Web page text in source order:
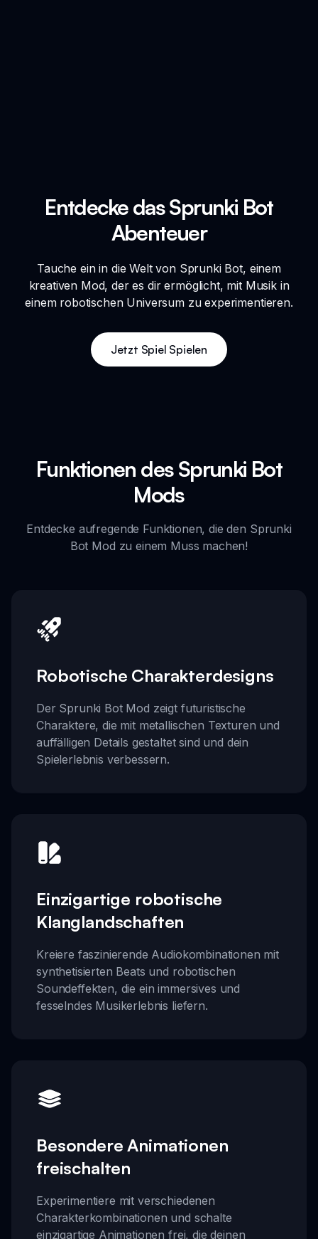
Entdecke das Sprunki Bot
Abenteuer
Tauche ein in die Welt von Sprunki Bot, einem
kreativen Mod, der es dir ermöglicht, mit Musik in
einem robotischen Universum zu experimentieren.
Jetzt Spiel Spielen
Funktionen des Sprunki Bot
Mods
Entdecke aufregende Funktionen, die den Sprunki
Bot Mod zu einem Muss machen!
Robotische Charakterdesigns
Der Sprunki Bot Mod zeigt futuristische
Charaktere, die mit metallischen Texturen und
auffälligen Details gestaltet sind und dein
Spielerlebnis verbessern.
Einzigartige robotische
Klanglandschaften
Kreiere faszinierende Audiokombinationen mit
synthetisierten Beats und robotischen
Soundeffekten, die ein immersives und
fesselndes Musikerlebnis liefern.
Besondere Animationen
freischalten
Experimentiere mit verschiedenen
Charakterkombinationen und schalte
einzigartige Animationen frei, die deinen